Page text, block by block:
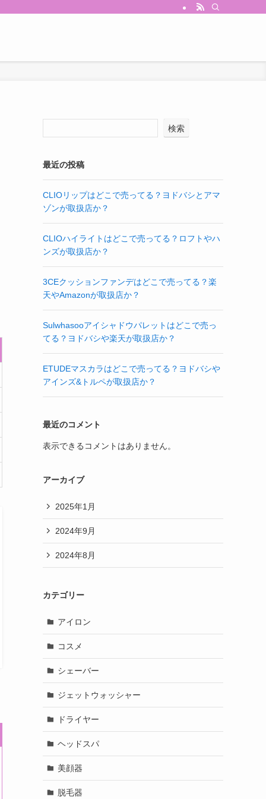
検索
最近の投稿
CLIOリップはどこで売ってる？ヨドバシとアマ
ゾンが取扱店か？
CLIOハイライトはどこで売ってる？ロフトやハ
ンズが取扱店か？
3CEクッションファンデはどこで売ってる？楽
天やAmazonが取扱店か？
Sulwhasooアイシャドウパレットはどこで売っ
てる？ヨドバシや楽天が取扱店か？
ETUDEマスカラはどこで売ってる？ヨドバシや
アインズ&トルペが取扱店か？
最近のコメント
表示できるコメントはありません。
アーカイブ
2025年1月
2024年9月
2024年8月
カテゴリー
アイロン
コスメ
シェーバー
ジェットウォッシャー
ドライヤー
ヘッドスパ
美顔器
脱毛器